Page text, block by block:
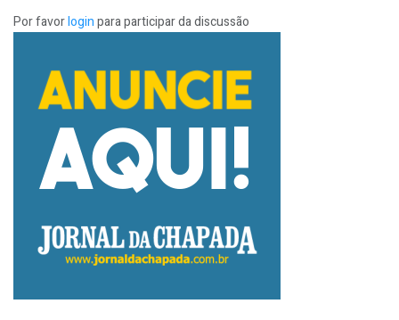
Por favorloginpara participar da discussão